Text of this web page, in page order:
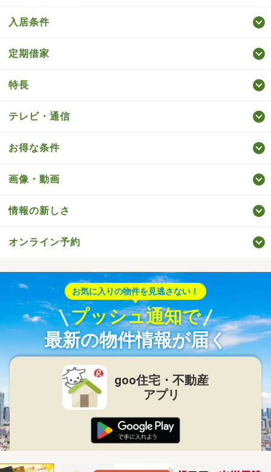
入居条件
定期借家
特長
テレビ・通信
お得な条件
画像・動画
情報の新しさ
オンライン予約
お気に入りの物件を見逃さない！
プッシュ通知で
最新の物件情報が届く
goo住宅・不動産
アプリ